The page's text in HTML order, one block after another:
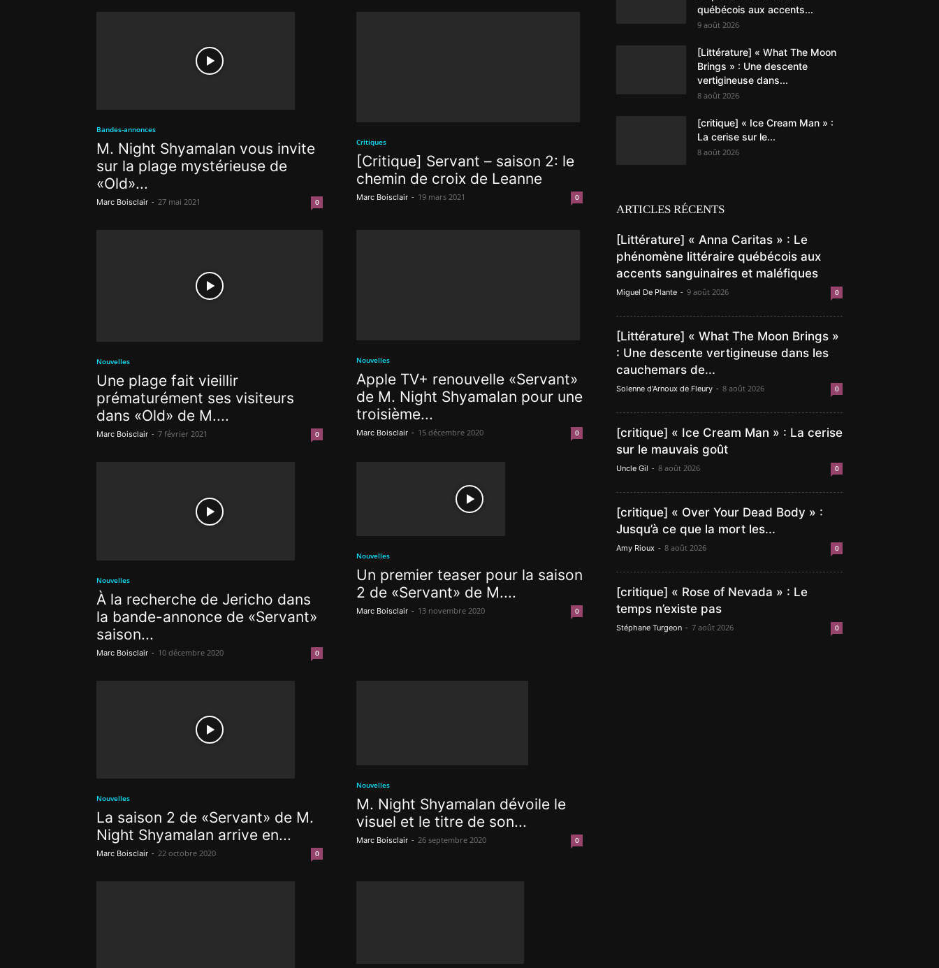
Bandes-annonces
M. Night Shyamalan vous invite
sur la plage mystérieuse de
«Old»...
Marc Boisclair - 27 mai 2021 0
Critiques
[Critique] Servant – saison 2: le
chemin de croix de Leanne
Marc Boisclair - 19 mars 2021 0
Nouvelles
Une plage fait vieillir
prématurément ses visiteurs
dans «Old» de M....
Marc Boisclair - 7 février 2021 0
Nouvelles
Apple TV+ renouvelle «Servant»
de M. Night Shyamalan pour une
troisième...
Marc Boisclair - 15 décembre 2020 0
Nouvelles
À la recherche de Jericho dans
la bande-annonce de «Servant»
saison...
Marc Boisclair - 10 décembre 2020 0
Nouvelles
Un premier teaser pour la saison
2 de «Servant» de M....
Marc Boisclair - 13 novembre 2020 0
Nouvelles
La saison 2 de «Servant» de M.
Night Shyamalan arrive en...
Marc Boisclair - 22 octobre 2020 0
Nouvelles
M. Night Shyamalan dévoile le
visuel et le titre de son...
Marc Boisclair - 26 septembre 2020 0
québécois aux accents...
9 août 2026
[Littérature] « What The Moon
Brings » : Une descente
vertigineuse dans...
8 août 2026
[critique] « Ice Cream Man » :
La cerise sur le...
8 août 2026
ARTICLES RÉCENTS
[Littérature] « Anna Caritas » : Le
phénomène littéraire québécois aux
accents sanguinaires et maléfiques
Miguel De Plante - 9 août 2026 0
[Littérature] « What The Moon Brings »
: Une descente vertigineuse dans les
cauchemars de...
Solenne d'Arnoux de Fleury - 8 août 2026 0
[critique] « Ice Cream Man » : La cerise
sur le mauvais goût
Uncle Gil - 8 août 2026 0
[critique] « Over Your Dead Body » :
Jusqu’à ce que la mort les...
Amy Rioux - 8 août 2026 0
[critique] « Rose of Nevada » : Le
temps n’existe pas
Stéphane Turgeon - 7 août 2026 0